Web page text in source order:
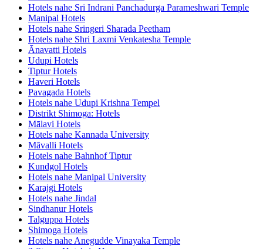
Hotels nahe Sri Indrani Panchadurga Parameshwari Temple
Manipal Hotels
Hotels nahe Sringeri Sharada Peetham
Hotels nahe Shri Laxmi Venkatesha Temple
Ānavatti Hotels
Udupi Hotels
Tiptur Hotels
Haveri Hotels
Pavagada Hotels
Hotels nahe Udupi Krishna Tempel
Distrikt Shimoga: Hotels
Mālavi Hotels
Hotels nahe Kannada University
Māvalli Hotels
Hotels nahe Bahnhof Tiptur
Kundgol Hotels
Hotels nahe Manipal University
Karajgi Hotels
Hotels nahe Jindal
Sindhanur Hotels
Talguppa Hotels
Shimoga Hotels
Hotels nahe Anegudde Vinayaka Temple